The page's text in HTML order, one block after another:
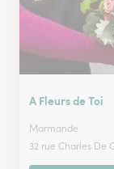
A Fleurs de Toi
Marmande
32 rue Charles De